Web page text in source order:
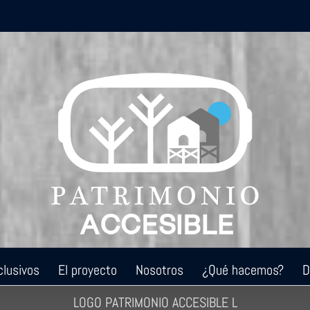
El proyecto Nosotros ¿Qué hacemos?
LOGO PATRIMONIO ACCESIBLE L